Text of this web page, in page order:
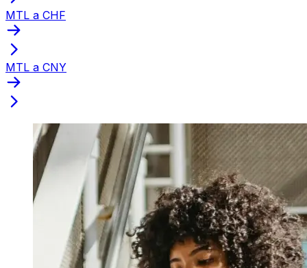
MTL a CHF
MTL a CNY